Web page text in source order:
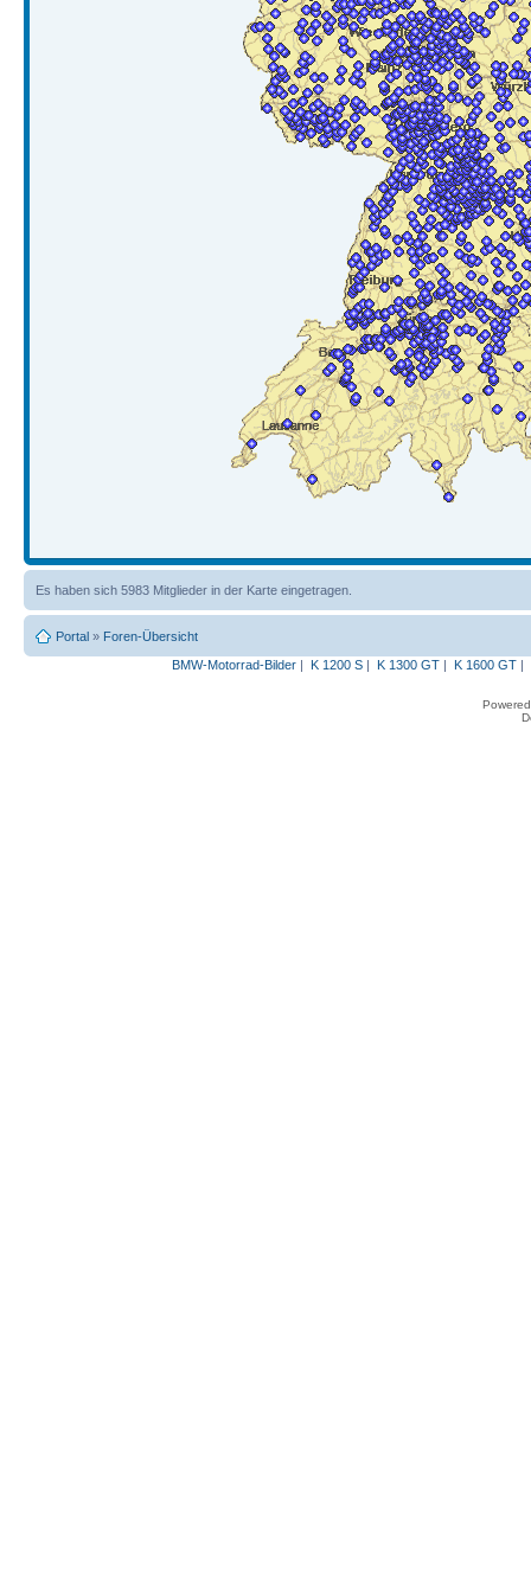
Es haben sich 5983 Mitglieder in der Karte eingetragen.
Portal » Foren-Übersicht
BMW-Motorrad-Bilder| K 1200 S| K 1300 GT| K 1600 GT|